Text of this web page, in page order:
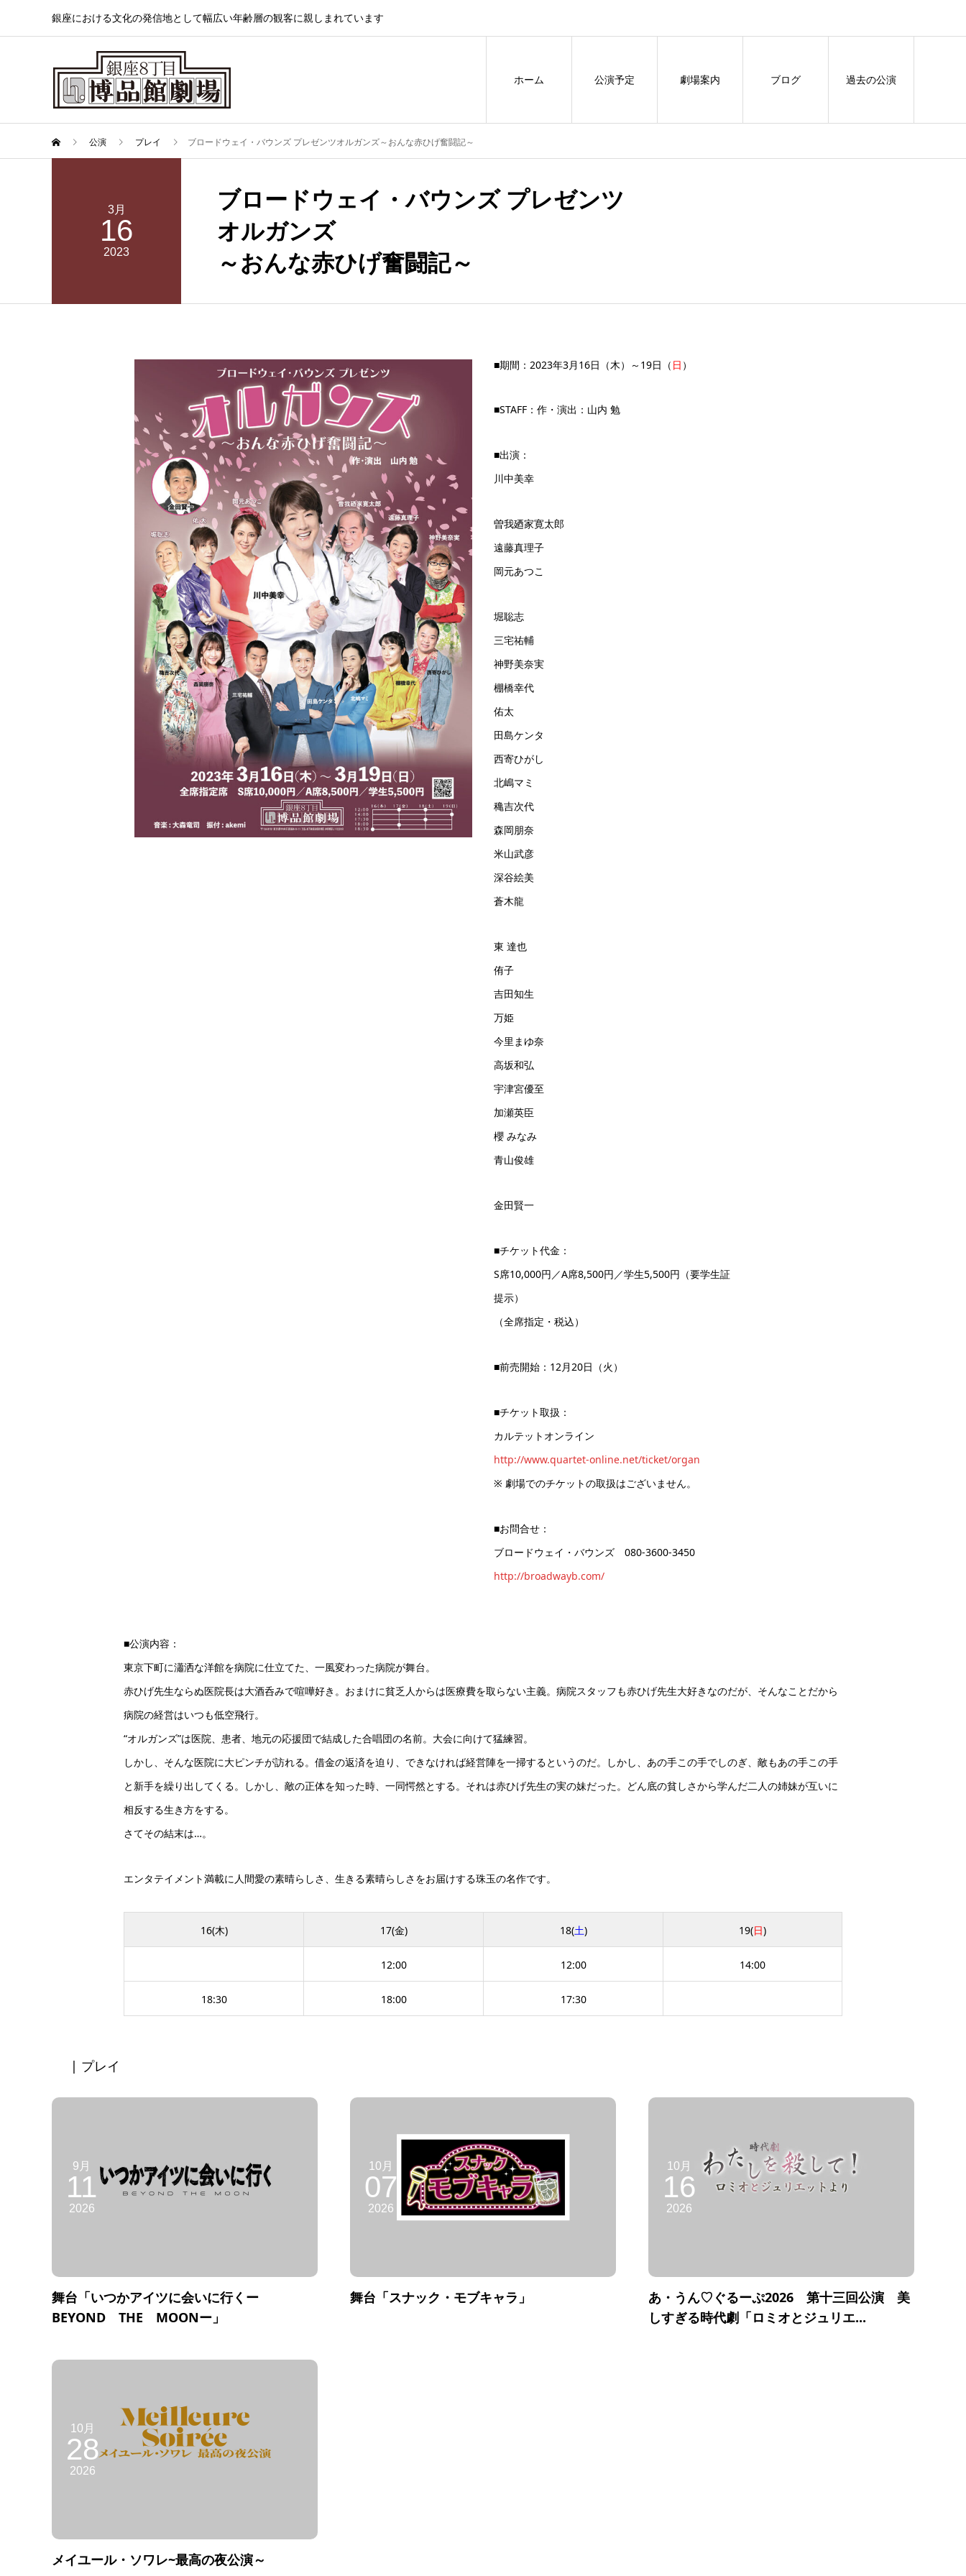
銀座における文化の発信地として幅広い年齢層の観客に親しまれています
ホーム 公演予定 劇場案内 ブログ 過去の公演
公演 プレイ ブロードウェイ・バウンズ プレゼンツオルガンズ～おんな赤ひげ奮闘記～
3月
16
2023
ブロードウェイ・バウンズ プレゼンツ
オルガンズ
～おんな赤ひげ奮闘記～
■期間：2023年3月16日（木）～19日（ 日 ）
■STAFF：作・演出：山内 勉
■出演：
川中美幸
曽我廼家寛太郎
遠藤真理子
岡元あつこ
堀聡志
三宅祐輔
神野美奈実
棚橋幸代
佑太
田島ケンタ
西寄ひがし
北嶋マミ
穐吉次代
森岡朋奈
米山武彦
深谷絵美
蒼木龍
東 達也
侑子
吉田知生
万姫
今里まゆ奈
高坂和弘
宇津宮優至
加瀬英臣
櫻 みなみ
青山俊雄
金田賢一
■チケット代金：
S席10,000円／A席8,500円／学生5,500円（要学生証
提示）
（全席指定・税込）
■前売開始：12月20日（火）
■チケット取扱：
カルテットオンライン
http://www.quartet-online.net/ticket/organ
※ 劇場でのチケットの取扱はございません。
■お問合せ：
ブロードウェイ・バウンズ 080-3600-3450
http://broadwayb.com/
■公演内容：
東京下町に瀟洒な洋館を病院に仕立てた、一風変わった病院が舞台。
赤ひげ先生ならぬ医院長は大酒呑みで喧嘩好き。おまけに貧乏人からは医療費を取らない主義。病院スタッフも赤ひげ先生大好きなのだが、そんなことだから
病院の経営はいつも低空飛行。
“オルガンズ”は医院、患者、地元の応援団で結成した合唱団の名前。大会に向けて猛練習。
しかし、そんな医院に大ピンチが訪れる。借金の返済を迫り、できなければ経営陣を一掃するというのだ。しかし、あの手この手でしのぎ、敵もあの手この手
と新手を繰り出してくる。しかし、敵の正体を知った時、一同愕然とする。それは赤ひげ先生の実の妹だった。どん底の貧しさから学んだ二人の姉妹が互いに
相反する生き方をする。
さてその結末は…。
エンタテイメント満載に人間愛の素晴らしさ、生きる素晴らしさをお届けする珠玉の名作です。
16(木) 17(金) 18(土) 19(日)
12:00 12:00 14:00
18:30 18:00 17:30
| プレイ
9月
11
2026
舞台「いつかアイツに会いに行くー
BEYOND THE MOONー」
10月
07
2026
舞台「スナック・モブキャラ」
10月
16
2026
あ・うん♡ぐるーぷ2026 第十三回公演 美
しすぎる時代劇「ロミオとジュリエ...
10月
28
2026
メイユール・ソワレ~最高の夜公演～